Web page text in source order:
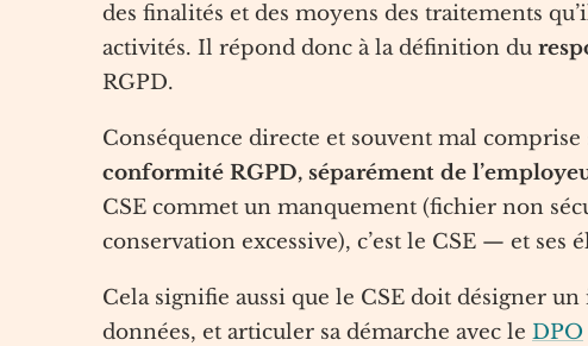
des finalités et des moyens des traitements
activités. Il répond donc à la définition du
RGPD.
Conséquence directe et souvent mal comprise
conformité RGPD, séparément de
CSE commet un manquement (fichier non
conservation excessive), c’est le CSE — et
Cela signifie aussi que le CSE doit désigner
données, et articuler sa démarche avec le DPO